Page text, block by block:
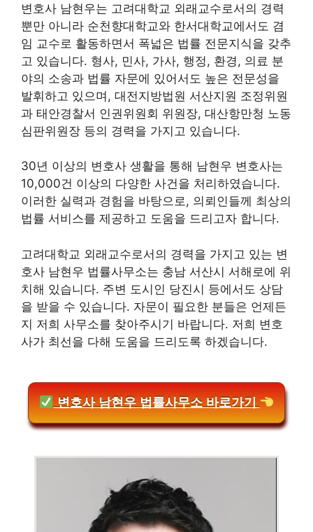
변호사 남현우는 고려대학교 외래교수로서의 경력
뿐만 아니라 순천향대학교와 한서대학교에서도 겸
임 교수로 활동하면서 폭넓은 법률 전문지식을 갖추
고 있습니다. 형사, 민사, 가사, 행정, 환경, 의료 분
야의 소송과 법률 자문에 있어서도 높은 전문성을
발휘하고 있으며, 대전지방법원 서산지원 조정위원
과 태안경찰서 인권위원회 위원장, 대산항만청 노동
심판위원장 등의 경력을 가지고 있습니다.
30년 이상의 변호사 생활을 통해 남현우 변호사는
10,000건 이상의 다양한 사건을 처리하였습니다.
이러한 실력과 경험을 바탕으로, 의뢰인들께 최상의
법률 서비스를 제공하고 도움을 드리고자 합니다.
고려대학교 외래교수로서의 경력을 가지고 있는 변
호사 남현우 법률사무소는 충남 서산시 서해로에 위
치해 있습니다. 주변 도시인 당진시 등에서도 상담
을 받을 수 있습니다. 자문이 필요한 분들은 언제든
지 저희 사무소를 찾아주시기 바랍니다. 저희 변호
사가 최선을 다해 도움을 드리도록 하겠습니다.
변호사 남현우 법률사무소 바로가기